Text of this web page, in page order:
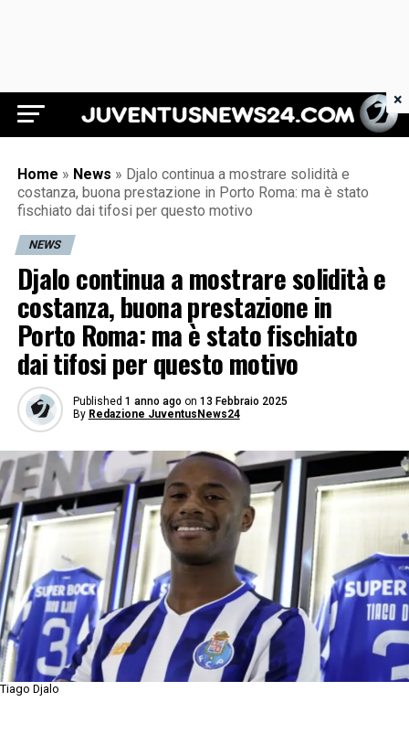
Juventus News 24
Home » News » Djalo continua a mostrare solidità e
costanza, buona prestazione in Porto Roma: ma è stato
fischiato dai tifosi per questo motivo
NEWS
Djalo continua a mostrare solidità e
costanza, buona prestazione in
Porto Roma: ma è stato fischiato
dai tifosi per questo motivo
Published 1 anno ago on 13 Febbraio 2025
By Redazione JuventusNews24
Tiago Djalo
×